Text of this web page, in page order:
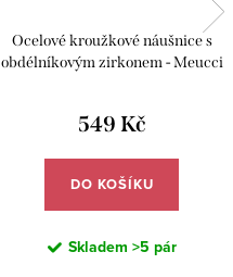
Ocelové kroužkové náušnice s
obdélníkovým zirkonem - Meucci
549 Kč
DO KOŠÍKU
Skladem >5 pár